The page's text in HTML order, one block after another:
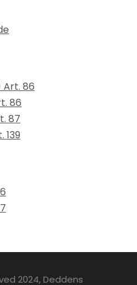
Art. 86
86
87
139
2024, Deddens